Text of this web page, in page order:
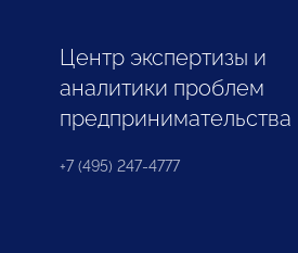
Центр экспертизы и
аналитики проблем
предпринимательства
+7 (495) 247-4777